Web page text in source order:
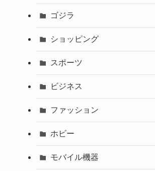
ゴジラ
ショッピング
スポーツ
ビジネス
ファッション
ホビー
モバイル機器